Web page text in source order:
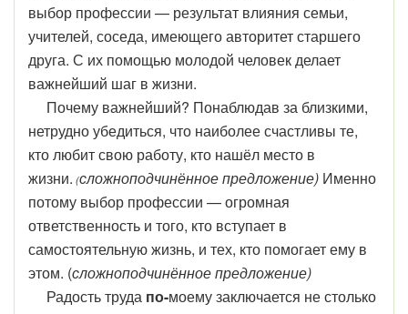
выбор профессии — результат влияния семьи,
учителей, соседа, имеющего авторитет старшего
друга. С их помощью молодой человек делает
важнейший шаг в жизни.
Почему важнейший? Понаблюдав за близкими,
нетрудно убедиться, что наиболее счастливы те,
кто любит свою работу, кто нашёл место в
жизни. (сложноподчинённое предложение) Именно
потому выбор профессии — огромная
ответственность и того, кто вступает в
самостоятельную жизнь, и тех, кто помогает ему в
этом. (сложноподчинённое предложение)
Радость труда по-моему заключается не столько